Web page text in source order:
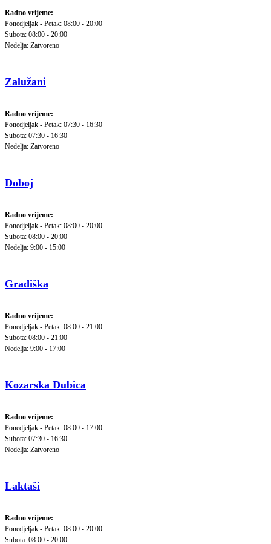
Radno vrijeme:
Ponedjeljak - Petak: 08:00 - 20:00
Subota: 08:00 - 20:00
Nedelja: Zatvoreno
Zalužani
Radno vrijeme:
Ponedjeljak - Petak: 07:30 - 16:30
Subota: 07:30 - 16:30
Nedelja: Zatvoreno
Doboj
Radno vrijeme:
Ponedjeljak - Petak: 08:00 - 20:00
Subota: 08:00 - 20:00
Nedelja: 9:00 - 15:00
Gradiška
Radno vrijeme:
Ponedjeljak - Petak: 08:00 - 21:00
Subota: 08:00 - 21:00
Nedelja: 9:00 - 17:00
Kozarska Dubica
Radno vrijeme:
Ponedjeljak - Petak: 08:00 - 17:00
Subota: 07:30 - 16:30
Nedelja: Zatvoreno
Laktaši
Radno vrijeme:
Ponedjeljak - Petak: 08:00 - 20:00
Subota: 08:00 - 20:00